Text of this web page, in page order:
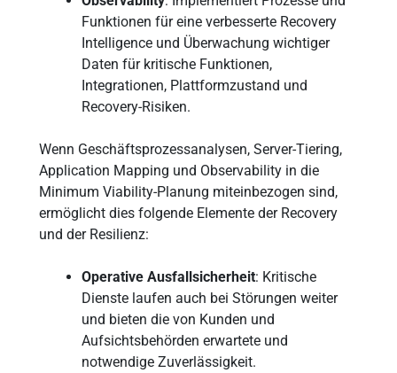
Funktionen für eine verbesserte Recovery
Intelligence und Überwachung wichtiger
Daten für kritische Funktionen,
Integrationen, Plattformzustand und
Recovery-Risiken.
Wenn Geschäftsprozessanalysen, Server-Tiering,
Application Mapping und Observability in die
Minimum Viability-Planung miteinbezogen sind,
ermöglicht dies folgende Elemente der Recovery
und der Resilienz:
Operative Ausfallsicherheit: Kritische
Dienste laufen auch bei Störungen weiter
und bieten die von Kunden und
Aufsichtsbehörden erwartete und
notwendige Zuverlässigkeit.